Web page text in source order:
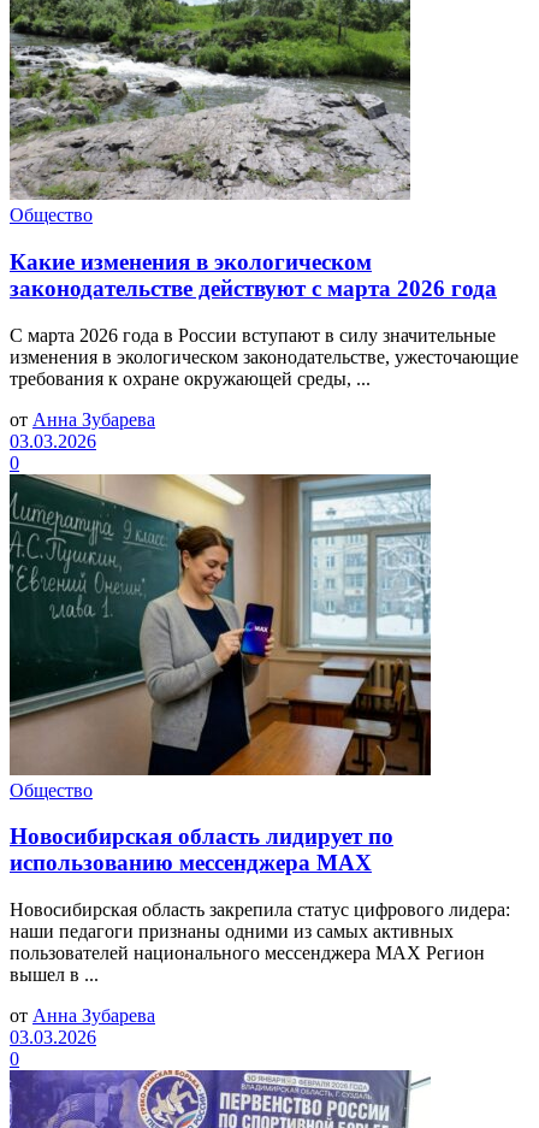
Общество
Какие изменения в экологическом
законодательстве действуют с марта 2026 года
С марта 2026 года в России вступают в силу значительные
изменения в экологическом законодательстве, ужесточающие
требования к охране окружающей среды, ...
от Анна Зубарева
03.03.2026
0
Общество
Новосибирская область лидирует по
использованию мессенджера МАХ
Новосибирская область закрепила статус цифрового лидера:
наши педагоги признаны одними из самых активных
пользователей национального мессенджера МАХ Регион
вышел в ...
от Анна Зубарева
03.03.2026
0